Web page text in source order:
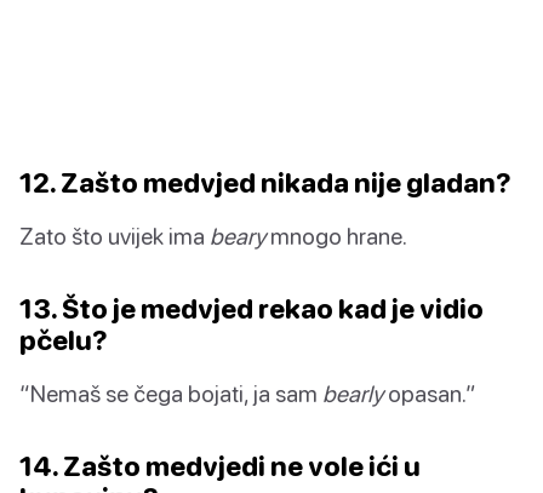
12. Zašto medvjed nikada nije gladan?
Zato što uvijek ima bearymnogo hrane.
13. Što je medvjed rekao kad je vidio
pčelu?
“Nemaš se čega bojati, ja sam bearlyopasan.”
14. Zašto medvjedi ne vole ići u